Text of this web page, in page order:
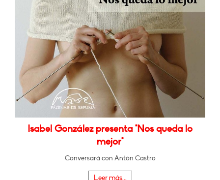
Isabel González presenta "Nos queda lo
mejor"
Conversará con Antón Castro
Leer más...